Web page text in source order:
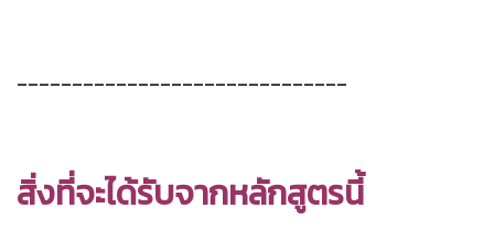
------------------------------
สิ่งที่จะได้รับจากหลักสูตรนี้